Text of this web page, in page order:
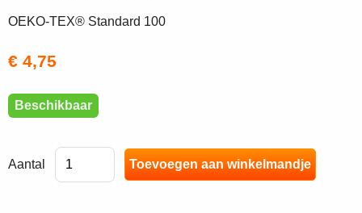
OEKO-TEX® Standard 100
€ 4,75
Beschikbaar
Aantal